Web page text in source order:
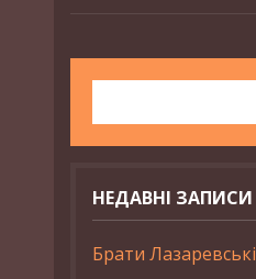
НЕДАВНІ ЗАПИСИ
Брати Лазаревські